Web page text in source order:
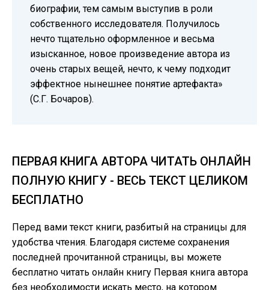
биографии, тем самым выступив в роли
собственного исследователя. Получилось
нечто тщательно оформленное и весьма
изысканное, новое произведение автора из
очень старых вещей, нечто, к чему подходит
эффектное нынешнее понятие артефакта»
(С.Г. Бочаров).
ПЕРВАЯ КНИГА АВТОРА ЧИТАТЬ ОНЛАЙН
ПОЛНУЮ КНИГУ - ВЕСЬ ТЕКСТ ЦЕЛИКОМ
БЕСПЛАТНО
Перед вами текст книги, разбитый на страницы для
удобства чтения. Благодаря системе сохранения
последней прочитанной страницы, вы можете
бесплатно читать онлайн книгу Первая книга автора
без необходимости искать место, на котором